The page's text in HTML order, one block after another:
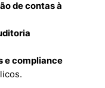
de contas à
e compliance